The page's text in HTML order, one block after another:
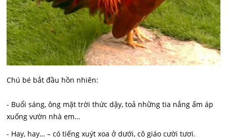
Chú bé bắt đầu hồn nhiên:
- Buổi sáng, ông mặt trời thức dậy, toả những tia nắng ấm áp
xuống vườn nhà em…
- Hay, hay… – có tiếng xuýt xoa ở dưới, cô giáo cười tươi.